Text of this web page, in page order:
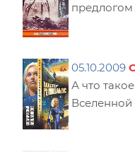
предлогом
05.10.2009
А что
Вселенной